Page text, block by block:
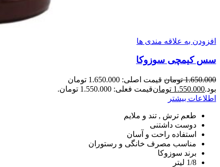
افزودن به علاقه مندی ها
سس کیمچی سوزوکا
1.650.000 تومان
قیمت اصلی: 1.650.000 تومان
بود.1.550.000 تومانقیمت فعلی: 1.550.000 تومان.
اطلاعات بیشتر
طعم ترش , تند و ملایم
دوست داشتنی
استفاده راحت و آسان
مناسب مصرف خانگی و رستوران
برند سوزوکا
1/8 لیتر